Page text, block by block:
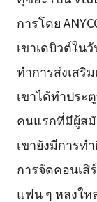
การโดย
เขาเดบิวต์ใน
ทำการส่งเสริม
เขาได้ทำประ
คนแรกที่มีผู้ส
เขายังมีการท
การจัดคอนเสิ
แฟน ๆ หลงให